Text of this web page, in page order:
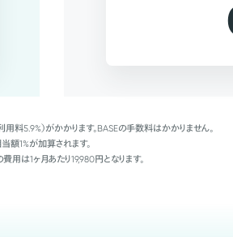
料5.9%）がかかります。BASEの手数料はかかりません。
1%が加算されます。
用は1ヶ月あたり19,980円となります。